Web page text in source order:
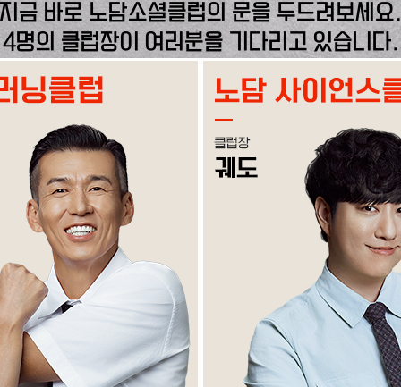
지금 바로 노담소셜클럽의 문을 두드려보세요.
4명의 클럽장이 여러분을 기다리고 있습니다.